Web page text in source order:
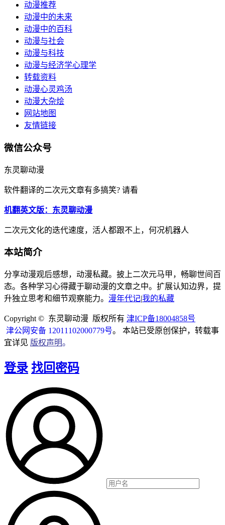
动漫推荐
动漫中的未来
动漫中的百科
动漫与社会
动漫与科技
动漫与经济学心理学
转载资料
动漫心灵鸡汤
动漫大杂烩
网站地图
友情链接
微信公众号
东灵聊动漫
软件翻译的二次元文章有多搞笑? 请看
机翻英文版：东灵聊动漫
二次元文化的迭代速度，活人都跟不上，何况机器人
本站简介
分享动漫观后感想，动漫私藏。披上二次元马甲，畅聊世间百
态。各种学习心得藏于聊动漫的文章之中。扩展认知边界，提
升独立思考和细节观察能力。 漫年代记|我的私藏
Copyright © 东灵聊动漫 版权所有 津ICP备18004858号
津公网安备 12011102000779号。 本站已受原创保护，转载事
宜详见 版权声明。
登录 找回密码